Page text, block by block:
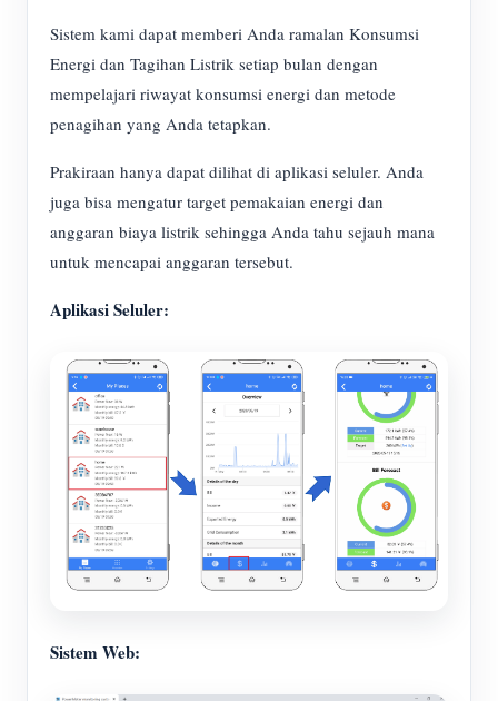
Pengukur Virtual
Sistem Peramalan dan Simulasi Energi
Aplikasi
Monitor Energi Sistem PV Surya
Monitor Penggunaan Listrik
Sistem Kontrol Pemanas PV
Otomasi Rumah
Pemantauan Energi Pabrik
Toko
Sumber daya
Mulai Cepat Produk
Dokumen
Video Tutorial
FAQ
Berita
Blog
Pengembang
Mengeksplorasi
Program Hadiah
Kontak
Tentang kami
Sistem kami dapat memberi Anda ramalan Konsumsi
Energi dan Tagihan Listrik setiap bulan dengan
mempelajari riwayat konsumsi energi dan metode
penagihan yang Anda tetapkan.
Prakiraan hanya dapat dilihat di aplikasi seluler. Anda
juga bisa mengatur target pemakaian energi dan
anggaran biaya listrik sehingga Anda tahu sejauh mana
untuk mencapai anggaran tersebut.
Aplikasi Seluler:
Sistem Web: